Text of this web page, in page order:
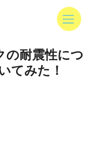
の耐震性につ
てみた！